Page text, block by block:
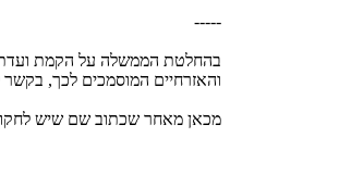
-----
בהחלטת הממשלה על הקמת ועדת
והאזרחיים המוסמכים לכך,
מכאן מאחר שכתוב שם שיש לחקור